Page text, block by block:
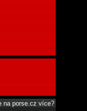
na porse.cz více?